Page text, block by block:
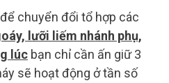
chuyển đổi tổ hợp các
lưỡi liếm nhánh phụ,
lúc bạn chỉ cần ấn giữ 3
sẽ hoạt động ở tần số